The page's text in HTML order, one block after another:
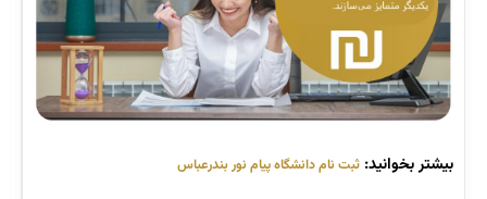
بیشتر بخوانید: ثبت نام دانشگاه پیام نور بندرعباس